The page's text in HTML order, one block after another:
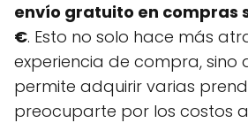
envío gratuito en compras
€. Esto no solo hace más
experiencia de compra, sino
permite adquirir varias
preocuparte por los costos